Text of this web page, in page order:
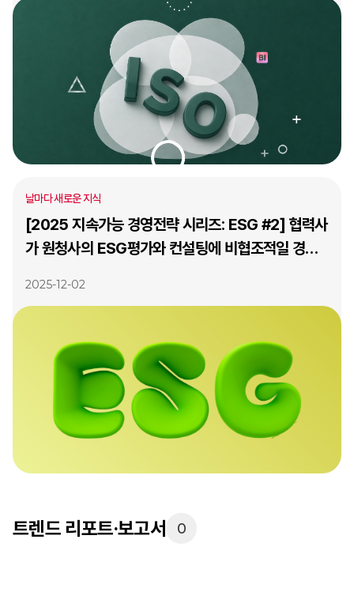
날마다 새로운 지식
[2025 지속가능 경영전략 시리즈: ESG #2] 협력사
가 원청사의 ESG평가와 컨설팅에 비협조적일 경우
2025-12-02
트렌드 리포트·보고서 0